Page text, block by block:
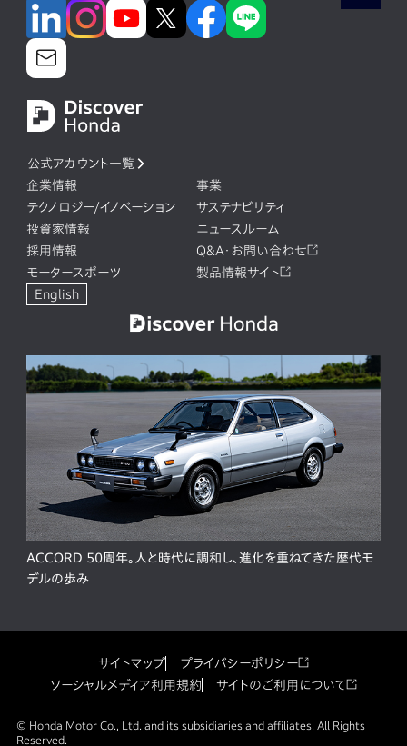
公式アカウント一覧
企業情報
事業
テクノロジー/イノベーション
サステナビリティ
投資家情報
ニュースルーム
採用情報
Q&A・お問い合わせ
モータースポーツ
製品情報サイト
English
ACCORD 50周年。人と時代に調和し、進化を重ねてきた歴代モ
デルの歩み
サイトマップ
プライバシーポリシー
ソーシャルメディア利用規約
サイトのご利用について
© Honda Motor Co., Ltd. and its subsidiaries and affiliates. All Rights
Reserved.